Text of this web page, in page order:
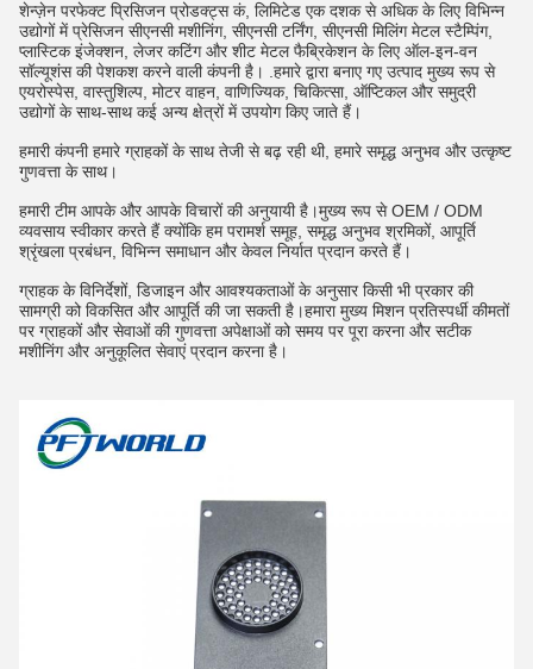
शेन्ज़ेन परफेक्ट प्रिसिजन प्रोडक्ट्स कं, लिमिटेड एक दशक से अधिक के लिए विभिन्न
उद्योगों में प्रेसिजन सीएनसी मशीनिंग, सीएनसी टर्निंग, सीएनसी मिलिंग मेटल स्टैम्पिंग,
प्लास्टिक इंजेक्शन, लेजर कटिंग और शीट मेटल फैब्रिकेशन के लिए ऑल-इन-वन
सॉल्यूशंस की पेशकश करने वाली कंपनी है। .हमारे द्वारा बनाए गए उत्पाद मुख्य रूप से
एयरोस्पेस, वास्तुशिल्प, मोटर वाहन, वाणिज्यिक, चिकित्सा, ऑप्टिकल और समुद्री
उद्योगों के साथ-साथ कई अन्य क्षेत्रों में उपयोग किए जाते हैं।
हमारी कंपनी हमारे ग्राहकों के साथ तेजी से बढ़ रही थी, हमारे समृद्ध अनुभव और उत्कृष्ट
गुणवत्ता के साथ।
हमारी टीम आपके और आपके विचारों की अनुयायी है।मुख्य रूप से OEM / ODM
व्यवसाय स्वीकार करते हैं क्योंकि हम परामर्श समूह, समृद्ध अनुभव श्रमिकों, आपूर्ति
श्रृंखला प्रबंधन, विभिन्न समाधान और केवल निर्यात प्रदान करते हैं।
ग्राहक के विनिर्देशों, डिजाइन और आवश्यकताओं के अनुसार किसी भी प्रकार की
सामग्री को विकसित और आपूर्ति की जा सकती है।हमारा मुख्य मिशन प्रतिस्पर्धी कीमतों
पर ग्राहकों और सेवाओं की गुणवत्ता अपेक्षाओं को समय पर पूरा करना और सटीक
मशीनिंग और अनुकूलित सेवाएं प्रदान करना है।